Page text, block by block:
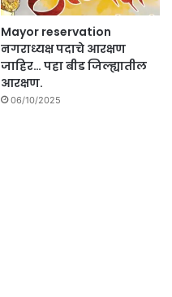
Mayor reservation
नगराध्यक्ष पदाचे आरक्षण
जाहिर… पहा बीड जिल्ह्यातील
आरक्षण.
06/10/2025